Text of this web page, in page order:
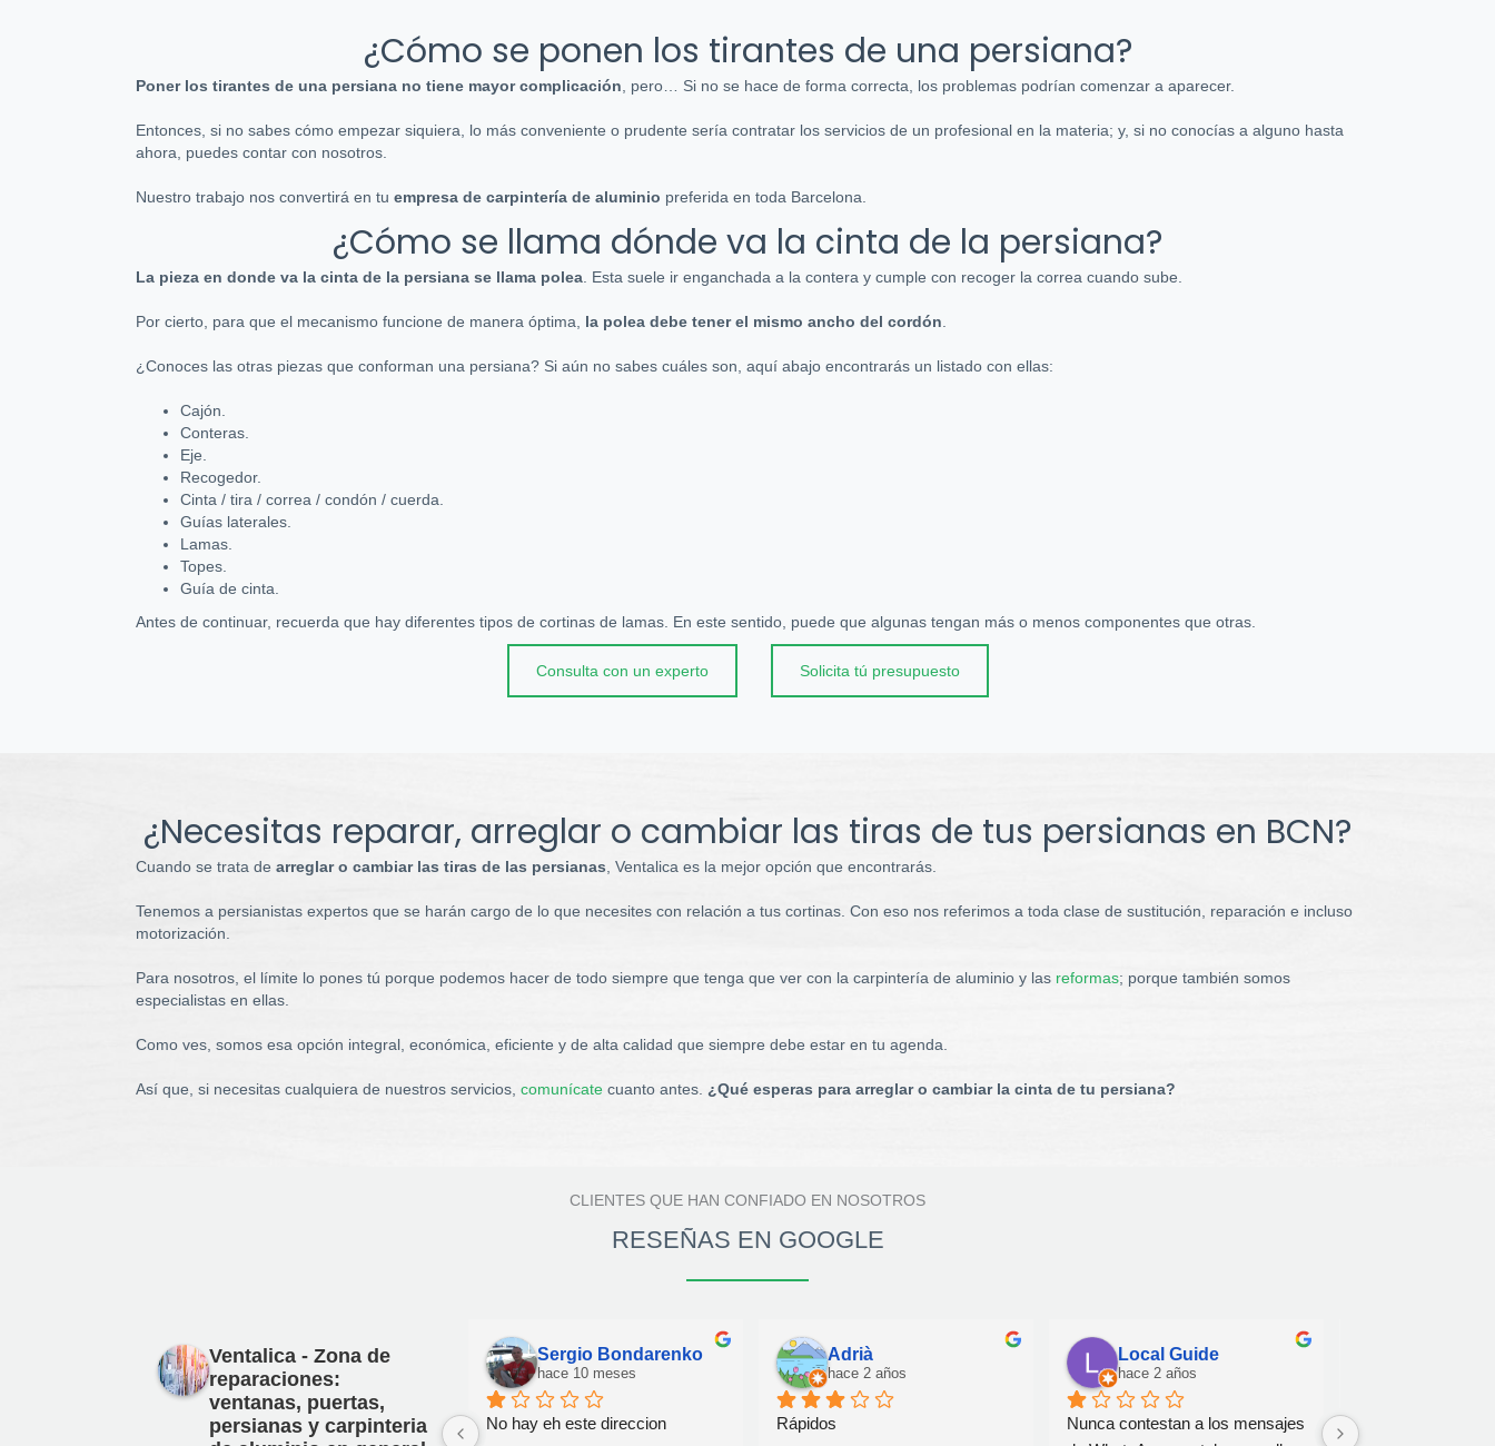
¿Cómo se ponen los tirantes de una persiana?
Poner los tirantes de una persiana no tiene mayor complicación , pero… Si no se hace de forma correcta, los problemas podrían comenzar a aparecer.
Entonces, si no sabes cómo empezar siquiera, lo más conveniente o prudente sería contratar los servicios de un profesional en la materia; y, si no conocías a alguno hasta
ahora, puedes contar con nosotros.
Nuestro trabajo nos convertirá en tu empresa de carpintería de aluminio preferida en toda Barcelona.
¿Cómo se llama dónde va la cinta de la persiana?
La pieza en donde va la cinta de la persiana se llama polea . Esta suele ir enganchada a la contera y cumple con recoger la correa cuando sube.
Por cierto, para que el mecanismo funcione de manera óptima, la polea debe tener el mismo ancho del cordón
¿Conoces las otras piezas que conforman una persiana? Si aún no sabes cuáles son, aquí abajo encontrarás un listado con ellas:
Cajón.
Conteras.
Eje.
Recogedor.
Cinta / tira / correa / condón / cuerda.
Guías laterales.
Lamas.
Topes.
Guía de cinta.
Antes de continuar, recuerda que hay diferentes tipos de cortinas de lamas. En este sentido, puede que algunas tengan más o menos componentes que otras.
Consulta con un experto Solicita tú presupuesto
¿Necesitas reparar, arreglar o cambiar las tiras de tus persianas en BCN?
Cuando se trata de arreglar o cambiar las tiras de las persianas , Ventalica es la mejor opción que encontrarás.
Tenemos a persianistas expertos que se harán cargo de lo que necesites con relación a tus cortinas. Con eso nos referimos a toda clase de sustitución, reparación e incluso
motorización.
Para nosotros, el límite lo pones tú porque podemos hacer de todo siempre que tenga que ver con la carpintería de aluminio y las reformas; porque también somos
especialistas en ellas.
Como ves, somos esa opción integral, económica, eficiente y de alta calidad que siempre debe estar en tu agenda.
Así que, si necesitas cualquiera de nuestros servicios, comunícate cuanto antes. ¿Qué esperas para arreglar o cambiar la cinta de tu persiana?
CLIENTES QUE HAN CONFIADO EN NOSOTROS
RESEÑAS EN GOOGLE
Ventalica - Zona de
reparaciones:
ventanas, puertas,
persianas y carpinteria
Sergio Bondarenko
hace 10 meses
No hay eh este direccion
Adrià
hace 2 años
Rápidos
Local Guide
hace 2 años
Nunca contestan a los mensajes
Falta de